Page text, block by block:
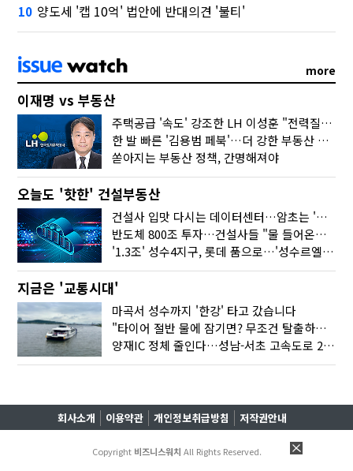
10 양도세 '캡 10억' 법안에 반대의견 '불티'
more
이재명 vs 부동산
주택공급 '속도' 강조한 LH 이성훈 "전력질주해야"
한 발 빠른 '김용범 페북'…더 강한 부동산 규제 나오나
쏟아지는 부동산 정책, 간명해져야
오늘도 '핫한' 건설부동산
건설사 입맛 다시는 데이터센터…암초는 '주민 반대'
반도체 800조 투자…건설사들 "물 들어온다!"
'1.3조' 성수4지구, 롯데 품으로…'성수르엘 S70' 거듭
지금은 '교통시대'
마곡서 성수까지 '한강' 타고 갔습니다
"타이어 절반 물에 잠기면? 무조건 탈출하세요"
양재IC 정체 줄인다…성남-서초 고속도로 2029년 착공
회사소개 이용약관 개인정보취급방침 저작권안내
Copyright 비즈니스워치 All Rights Reserved.